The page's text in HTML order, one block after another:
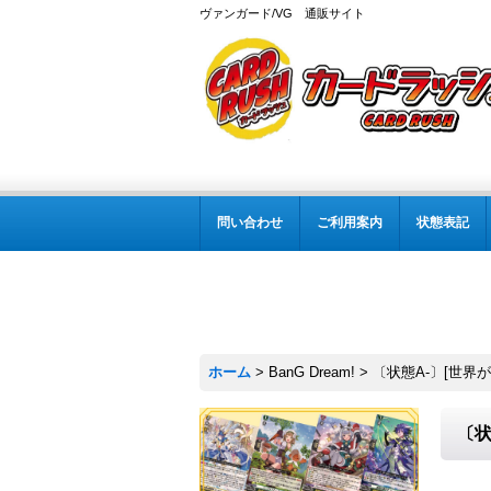
ヴァンガード/VG 通販サイト
問い合わせ ご利用案内 状態表記
ホーム > BanG Dream! > 〔状態A-〕[世界
〔